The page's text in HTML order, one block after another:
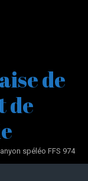
de
de
spéléo FFS 974